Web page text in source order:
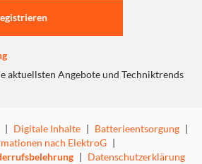
aktuellsten Angebote und Techniktrends
| Digitale Inhalte | Batterieentsorgung |
nach ElektroG |
| Datenschutzerklärung